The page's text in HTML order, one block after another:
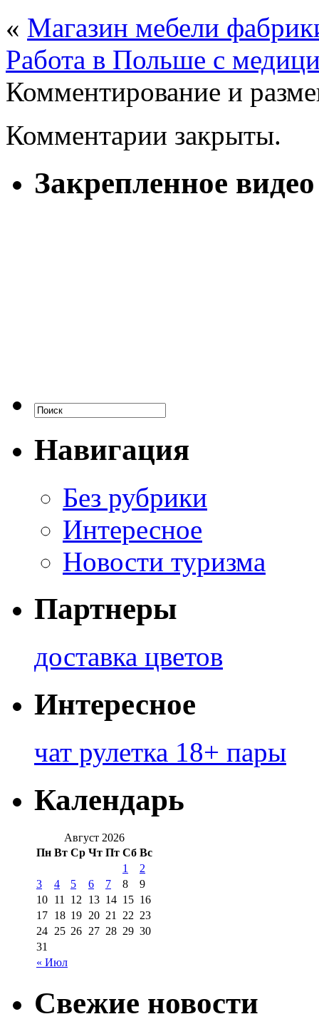
« Магазин мебели
Работа в Польше с
Комментирование и
Комментарии закрыты.
Закрепленное видео
Навигация
Без рубрики
Интересное
Новости туризма
Партнеры
доставка цветов
Интересное
чат рулетка 18+ пары
Календарь
Август 2026
Пн Вт Ср Чт Пт Сб Вс
« Июл
1
2
3
4 5 6 7 8
9
10 11 12 13 14 15 16
17 18 19 20 21 22 23
24 25 26 27 28 29 30
31
Свежие новости